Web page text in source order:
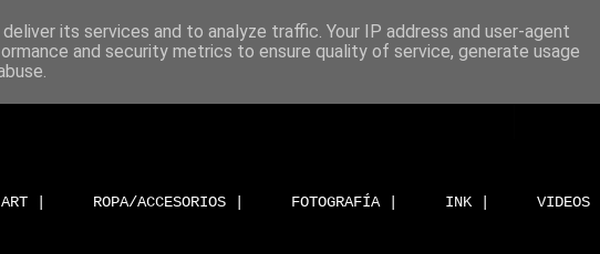
ART | ROPA/ACCESORIOS | FOTOGRAFÍA | INK | VIDEOS |
its services and to analyze traffic. Your IP address and user-agent
and security metrics to ensure quality of service, generate usage